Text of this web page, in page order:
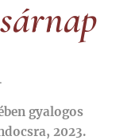
gyalogos
2023.